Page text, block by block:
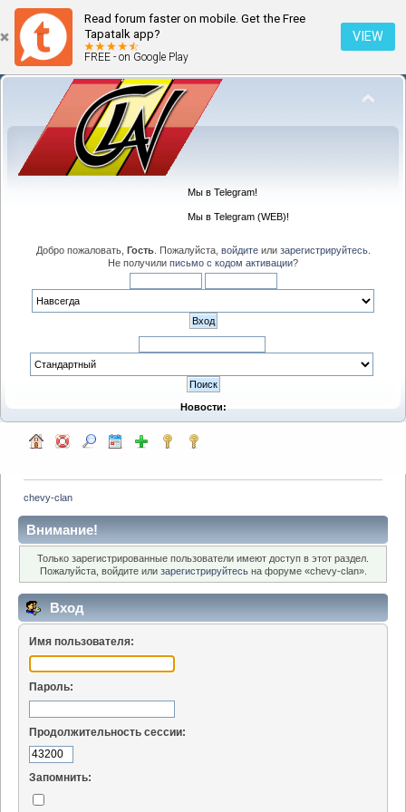
Read forum faster on mobile. Get the Free
Tapatalk app?
FREE - on Google Play
VIEW
Мы в Telegram!
Мы в Telegram (WEB)!
Добро пожаловать, Гость. Пожалуйста, войдитеили зарегистрируйтесь.
Не получили письмо с кодом активации?
Новости:
chevy-clan
Внимание!
Только зарегистрированные пользователи имеют доступ в этот раздел.
Пожалуйста, войдите или зарегистрируйтесьна форуме «chevy-clan».
Вход
Имя пользователя:
Пароль:
Продолжительность сессии:
Запомнить: